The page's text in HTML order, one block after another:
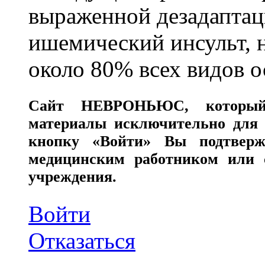
выраженной
ишемический инсульт,
около 80% всех видов
СайтНЕВРОНЬЮС,
материалы исключительно для
кнопку «Войти» Вы
медицинским работником или
учреждения.
Войти
Отказаться